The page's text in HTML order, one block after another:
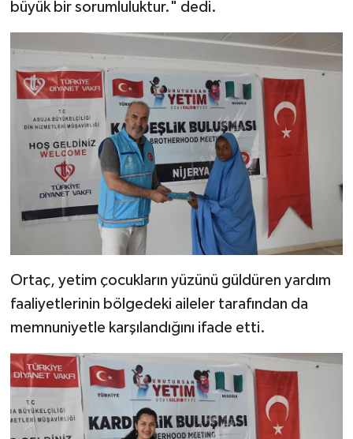
büyük bir sorumluluktur." dedi.
Ortaç, yetim çocukların yüzünü güldüren yardım
faaliyetlerinin bölgedeki aileler tarafından da
memnuniyetle karşılandığını ifade etti.
Hakkari Müftülüğü
Hatay Müftülüğü
Iğdır Müftülüğü
Isparta Müftülüğü
İstanbul Müftülüğü
İzmir Müftülüğü
Kahramanmaraş Müftülüğü
Karabük Müftülüğü
Karaman Müftülüğü
Kars Müftülüğü